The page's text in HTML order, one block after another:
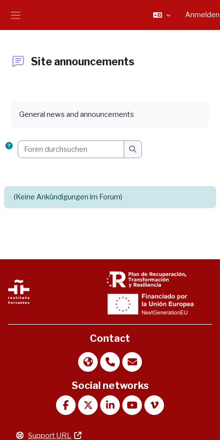
Anmelden
Site announcements
General news and announcements
Foren durchsuchen
Foren durchsuchen
(Keine Ankündigungen im Forum)
Contact
Social networks
Support URL